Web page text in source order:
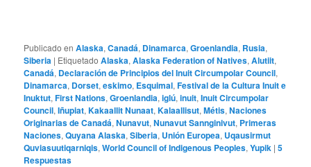
Publicado en Alaska,Canadá, Dinamarca,Groenlandia, Rusia,
Siberia | Etiquetado Alaska,Alaska Federation of Natives,Alutiit,
Canadá, Declaración de Principios del Inuit Circumpolar Council,
Dinamarca, Dorset,eskimo, Esquimal,Festival de la Cultura Inuit e
Inuktut,First Nations,Groenlandia,iglú,inuit,Inuit Circumpolar
Council,Iñupiat,Kakaallit Nunaat,Kalaallisut,Métis,Naciones
Originarias de Canadá,Nunavut,Nunavut Sannginivut, Primeras
Naciones,Quyana Alaska,Siberia, Unión Europea, Uqausirmut
Quviasuutiqarniqis,World Council of Indigenous Peoples,Yupik |5
Respuestas